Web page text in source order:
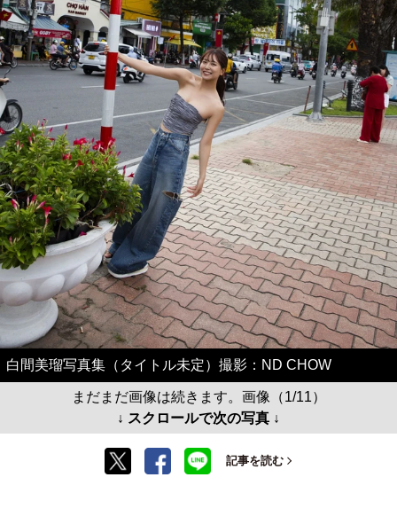
白間美瑠写真集（タイトル未定）撮影：ND CHOW
まだまだ画像は続きます。画像（1/11）
↓ スクロールで次の写真 ↓
記事を読む